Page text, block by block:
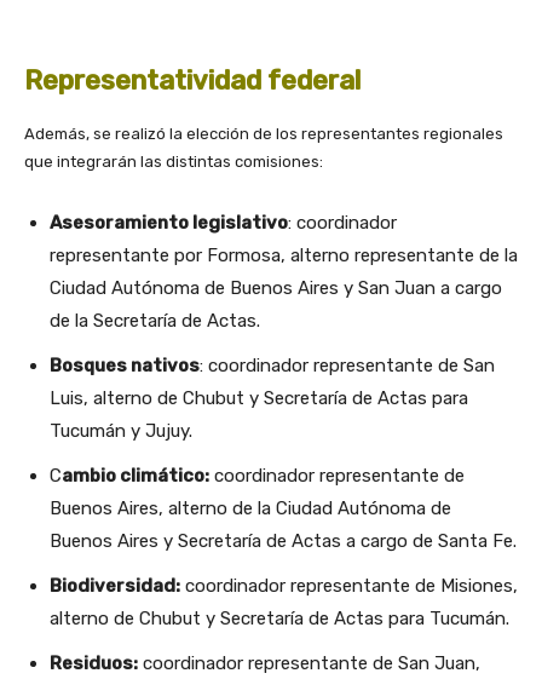
Representatividad federal
Además, se realizó la elección de los representantes regionales
que integrarán las distintas comisiones:
Asesoramiento legislativo: coordinador
representante por Formosa, alterno representante de la
Ciudad Autónoma de Buenos Aires y San Juan a cargo
de la Secretaría de Actas.
Bosques nativos: coordinador representante de San
Luis, alterno de Chubut y Secretaría de Actas para
Tucumán y Jujuy.
Cambio climático: coordinador representante de
Buenos Aires, alterno de la Ciudad Autónoma de
Buenos Aires y Secretaría de Actas a cargo de Santa Fe.
Biodiversidad: coordinador representante de Misiones,
alterno de Chubut y Secretaría de Actas para Tucumán.
Residuos: coordinador representante de San Juan,